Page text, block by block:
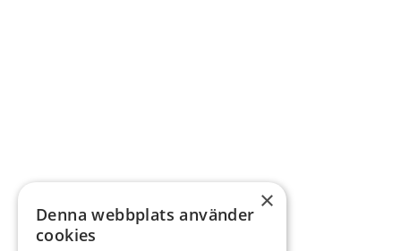
×
Denna webbplats använder
cookies